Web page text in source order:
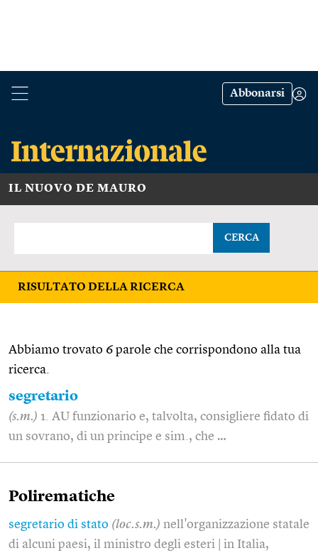
Abbonarsi
IL NUOVO DE MAURO
CERCA
RISULTATO DELLA RICERCA
Abbiamo trovato 6 parole che corrispondono alla tua
ricerca.
segretario
(s.m.) 1. AU funzionario e, talvolta, consigliere fidato di
un sovrano, di un principe e sim., che …
Polirematiche
segretario di stato (loc.s.m.) nell'organizzazione statale
di alcuni paesi, il ministro degli esteri | in Italia,